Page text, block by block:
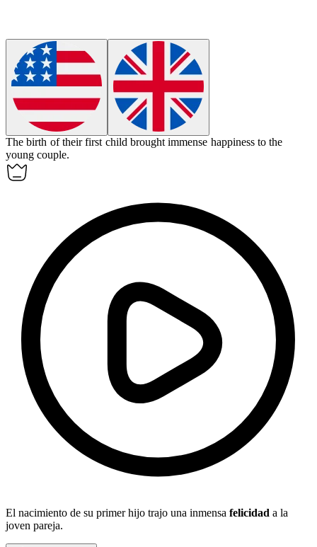
The birth of their first child brought immense happiness to the
young couple.
El nacimiento de su primer hijo trajo una inmensa felicidad a la
joven pareja.